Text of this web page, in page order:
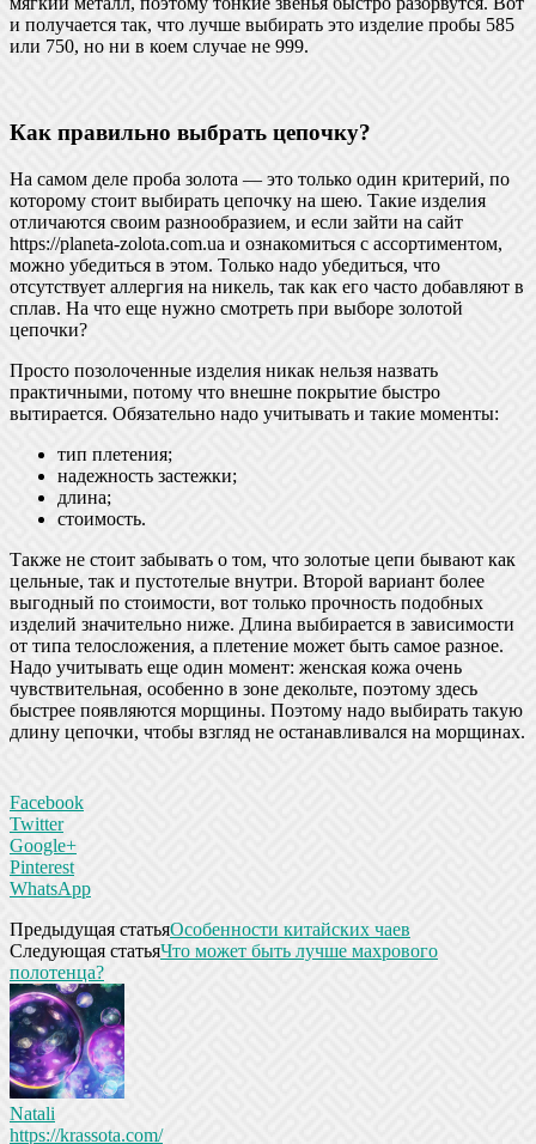
и получается так, что лучше выбирать это изделие пробы 585
или 750, но ни в коем случае не 999.
Как правильно выбрать цепочку?
На самом деле проба золота — это только один критерий, по
которому стоит выбирать цепочку на шею. Такие изделия
отличаются своим разнообразием, и если зайти на сайт
https://planeta-zolota.com.ua и ознакомиться с ассортиментом,
можно убедиться в этом. Только надо убедиться, что
отсутствует аллергия на никель, так как его часто добавляют в
сплав. На что еще нужно смотреть при выборе золотой
цепочки?
Просто позолоченные изделия никак нельзя назвать
практичными, потому что внешне покрытие быстро
вытирается. Обязательно надо учитывать и такие моменты:
тип плетения;
надежность застежки;
длина;
стоимость.
Также не стоит забывать о том, что золотые цепи бывают как
цельные, так и пустотелые внутри. Второй вариант более
выгодный по стоимости, вот только прочность подобных
изделий значительно ниже. Длина выбирается в зависимости
от типа телосложения, а плетение может быть самое разное.
Надо учитывать еще один момент: женская кожа очень
чувствительная, особенно в зоне декольте, поэтому здесь
быстрее появляются морщины. Поэтому надо выбирать такую
длину цепочки, чтобы взгляд не останавливался на морщинах.
Facebook
Twitter
Google+
Pinterest
WhatsApp
Предыдущая статьяОсобенности китайских чаев
Следующая статьяЧто может быть лучше махрового
полотенца?
Natali
https://krassota.com/